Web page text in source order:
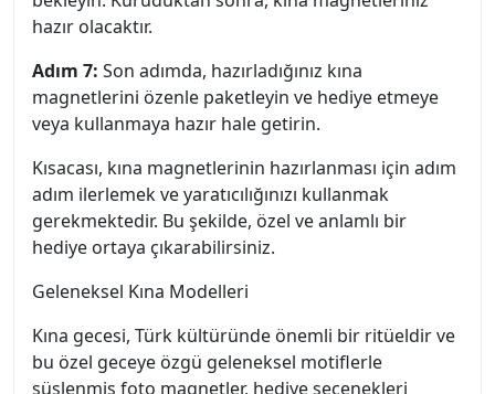
hazır olacaktır.
Adım 7: Son adımda, hazırladığınız kına
magnetlerini özenle paketleyin ve hediye etmeye
veya kullanmaya hazır hale getirin.
Kısacası, kına magnetlerinin hazırlanması için adım
adım ilerlemek ve yaratıcılığınızı kullanmak
gerekmektedir. Bu şekilde, özel ve anlamlı bir
hediye ortaya çıkarabilirsiniz.
Geleneksel Kına Modelleri
Kına gecesi, Türk kültüründe önemli bir ritüeldir ve
bu özel geceye özgü geleneksel motiflerle
süslenmiş foto magnetler, hediye seçenekleri